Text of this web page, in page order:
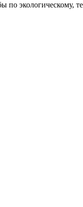
экологическому,